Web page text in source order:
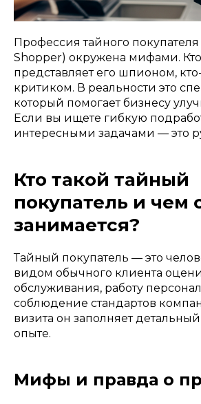
Профессия тайного
Shopper) окружена мифами.
представляет его шпионом,
критиком. В реальности это
который помогает бизнесу
Если вы ищете гибкую
интересными задачами — это
Кто такой тайный
покупатель и чем
занимается?
Тайный покупатель — это
видом обычного клиента
обслуживания, работу
соблюдение стандартов
визита он заполняет
опыте.
Мифы и правда о